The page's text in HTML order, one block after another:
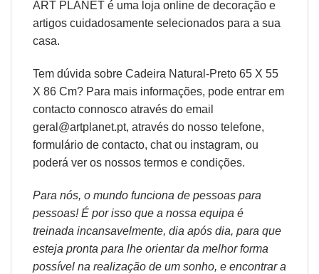
ART PLANET é uma loja online de decoração e
artigos cuidadosamente selecionados para a sua
casa.
Tem dúvida sobre Cadeira Natural-Preto 65 X 55
X 86 Cm? Para mais informações, pode entrar em
contacto connosco através do email
geral@artplanet.pt, através do nosso telefone,
formulário de contacto, chat ou instagram, ou
poderá ver os nossos termos e condições.
Para nós, o mundo funciona de pessoas para
pessoas! É por isso que a nossa equipa é
treinada incansavelmente, dia após dia, para que
esteja pronta para lhe orientar da melhor forma
possível na realização de um sonho, e encontrar a